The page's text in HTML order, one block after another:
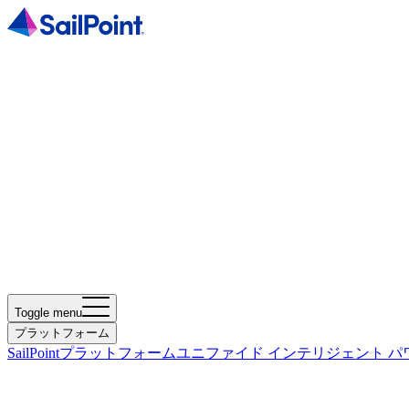
Toggle menu
プラットフォーム
SailPointプラットフォームユニファイド インテリジェント パ